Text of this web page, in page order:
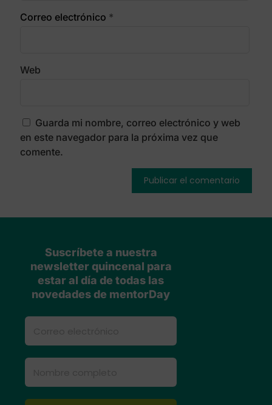
Correo electrónico *
Web
Guarda mi nombre, correo electrónico y web
en este navegador para la próxima vez que
comente.
Suscríbete a nuestra
newsletter quincenal para
estar al día de todas las
novedades de mentorDay